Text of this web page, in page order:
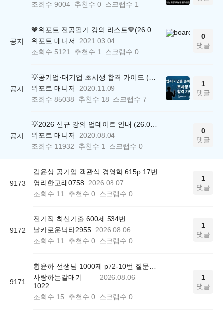
조회수 9004 추천수 0 스크랩수 1
공지
위포트 매니저
2021.03.04
조회수 5121 추천수 1 스크랩수 0
0
댓글
공지
위포트 매니저
2020.11.09
조회수 85038 추천수 18 스크랩수 7
1
댓글
공지
위포트 매니저
2020.08.04
조회수 11932 추천수 1 스크랩수 0
0
댓글
9173
김윤상 공기업 객관식 경영학 615p 17번
영리한고래0758
2026.08.07
조회수 11 추천수 0 스크랩수 0
1
댓글
9172
전기직 최신기출 600제 534번
날카로운낙타2955 2026.08.06
조회수 11 추천수 0 스크랩수 0
1
댓글
9171
사랑하는갈매기
1022
2026.08.06
조회수 15 추천수 0 스크랩수 0
1
댓글